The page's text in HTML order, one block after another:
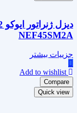
NEF45SM2A
جزییات بیشتر
Add to wishlist
Compare
Quick view